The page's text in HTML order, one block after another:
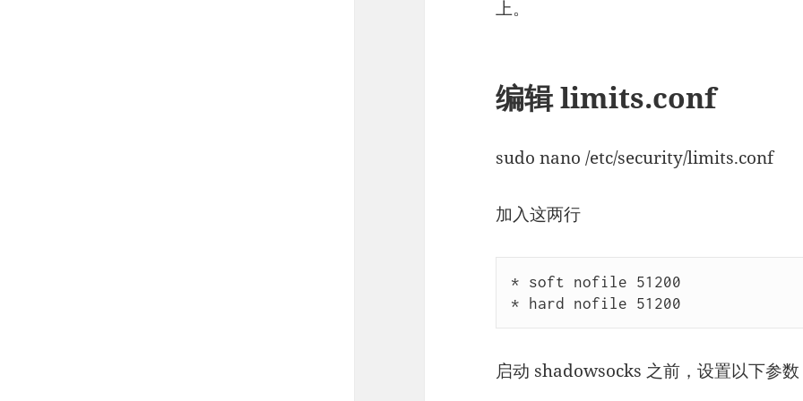
上。
编辑 limits.conf
sudo nano /etc/security/limits.conf
加入这两行
* soft nofile 51200
* hard nofile 51200
启动 shadowsocks 之前，设置以下参